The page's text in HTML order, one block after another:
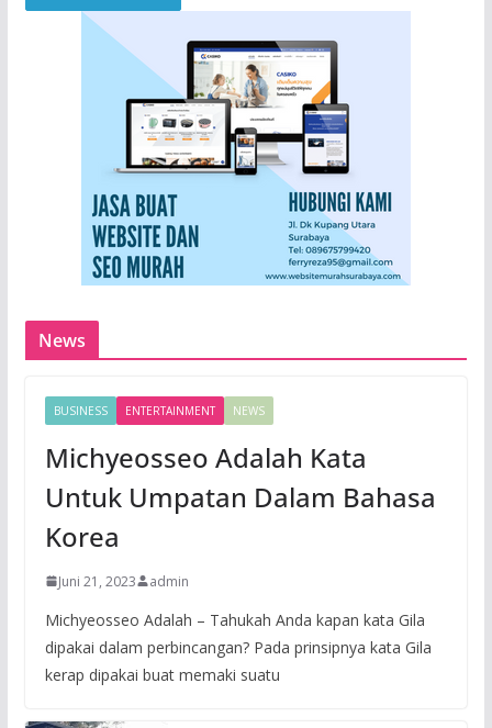
News
BUSINESS ENTERTAINMENT NEWS
Michyeosseo Adalah Kata
Untuk Umpatan Dalam Bahasa
Korea
Juni 21, 2023 admin
Michyeosseo Adalah – Tahukah Anda kapan kata Gila
dipakai dalam perbincangan? Pada prinsipnya kata Gila
kerap dipakai buat memaki suatu